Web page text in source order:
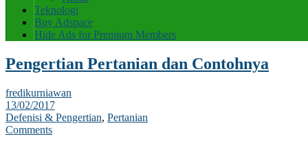
Teknologi
Buy Adspace
Hide Ads for Premium Members
Pengertian Pertanian dan Contohnya
fredikurniawan
13/02/2017
Defenisi & Pengertian, Pertanian
Comments